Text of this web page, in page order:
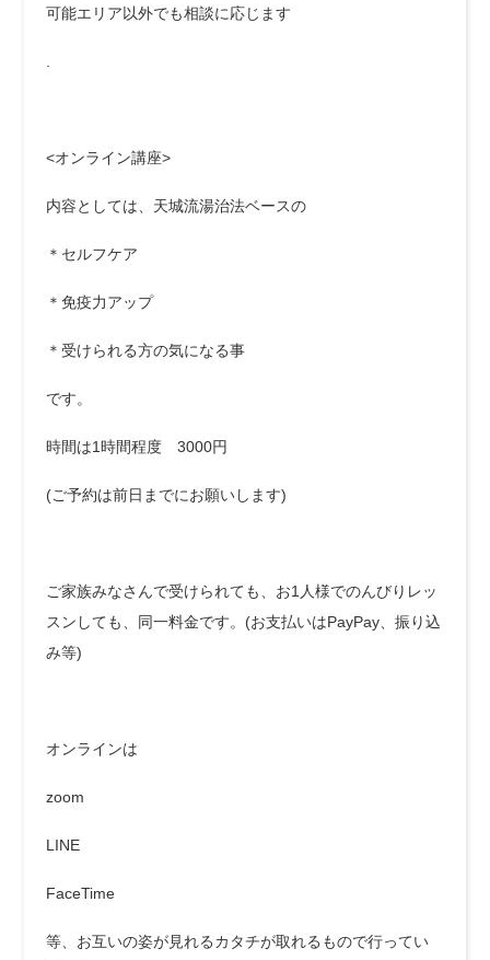
可能エリア以外でも相談に応じます
.
<オンライン講座>
内容としては、天城流湯治法ベースの
＊セルフケア
＊免疫力アップ
＊受けられる方の気になる事
です。
時間は1時間程度 3000円
(ご予約は前日までにお願いします)
ご家族みなさんで受けられても、お1人様でのんびりレッ
スンしても、同一料金です。(お支払いはPayPay、振り込
み等)
オンラインは
zoom
LINE
FaceTime
等、お互いの姿が見れるカタチが取れるもので行ってい